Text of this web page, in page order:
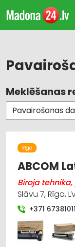
Visas nozares
Pavairošanas
Reklāma
Reklāma: vides
Reklāmas
Suvenīri, dāvanas
Meklēšanas
Rīga
ABCOM
Biroja
Slāvu 7, Rīga,
+371 67381011